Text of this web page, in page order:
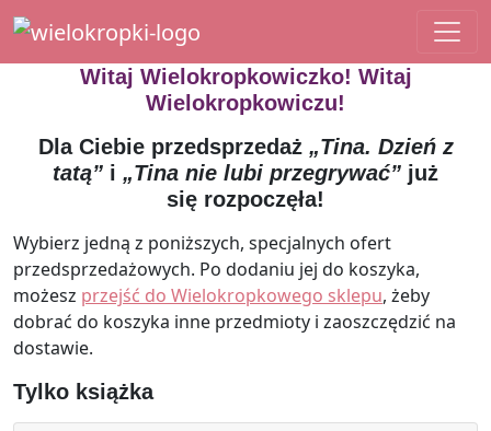
Main Navigation
Witaj Wielokropkowiczko! Witaj
Wielokropkowiczu!
Dla Ciebie przedsprzedaż „Tina. Dzień z
tatą” i „Tina nie lubi przegrywać” już
się rozpoczęła!
Wybierz jedną z poniższych, specjalnych ofert
przedsprzedażowych. Po dodaniu jej do koszyka,
możesz przejść do Wielokropkowego sklepu, żeby
dobrać do koszyka inne przedmioty i zaoszczędzić na
dostawie.
Tylko książka